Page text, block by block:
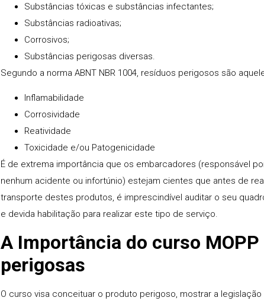
Substâncias tóxicas e substâncias infectantes;
Substâncias radioativas;
Corrosivos;
Substâncias perigosas diversas.
Segundo a norma ABNT NBR 1004, resíduos perigosos são
Inflamabilidade
Corrosividade
Reatividade
Toxicidade e/ou Patogenicidade
É de extrema importância que os embarcadores (responsável
nenhum acidente ou infortúnio) estejam cientes que antes de
transporte destes produtos, é imprescindível auditar o seu
e devida habilitação para realizar este tipo de serviço.
A Importância do curso
perigosas
O curso visa conceituar o produto perigoso, mostrar a